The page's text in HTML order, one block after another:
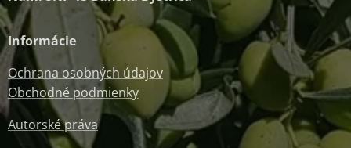
Informácie
Ochrana osobných údajov
Obchodné podmienky
Autorské práva